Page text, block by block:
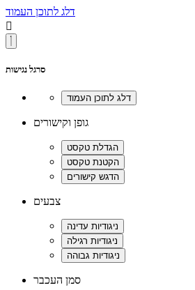
דלג לתוכן העמוד

סרגל נגישות
גופן וקישורים
צבעים
סמן העכבר